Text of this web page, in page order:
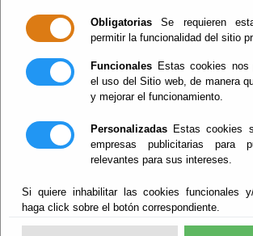
Obligatorias Se requieren
permitir la funcionalidad del sitio
Funcionales Estas cookies nos
el uso del Sitio web, de manera
y mejorar el funcionamiento.
Personalizadas Estas cookies
empresas publicitarias para
relevantes para sus intereses.
Si quiere inhabilitar las cookies funcionales
haga click sobre el botón correspondiente.
la guía ECPA